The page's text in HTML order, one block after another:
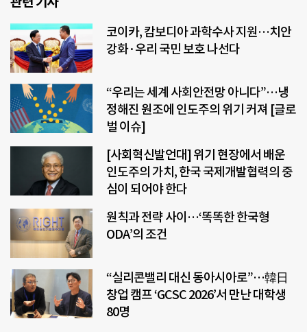
코이카, 캄보디아 과학수사 지원…치안
강화·우리 국민 보호 나선다
“우리는 세계 사회안전망 아니다”…냉
정해진 원조에 인도주의 위기 커져 [글로
벌 이슈]
[사회혁신발언대] 위기 현장에서 배운
인도주의 가치, 한국 국제개발협력의 중
심이 되어야 한다
원칙과 전략 사이…‘똑똑한 한국형
ODA’의 조건
“실리콘밸리 대신 동아시아로”…韓日
창업 캠프 ‘GCSC 2026’서 만난 대학생
80명